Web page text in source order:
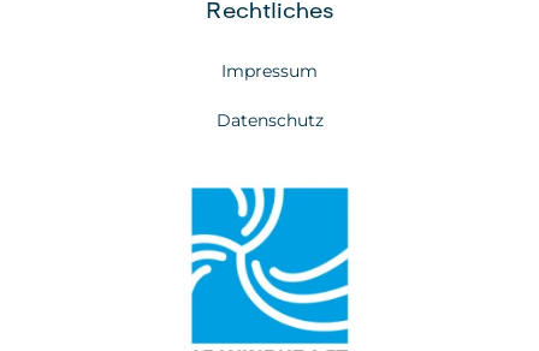
Rechtliches
Impressum
Datenschutz